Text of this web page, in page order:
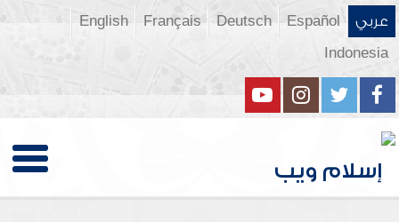
عربي Español
Deutsch
Français
English
Indonesia